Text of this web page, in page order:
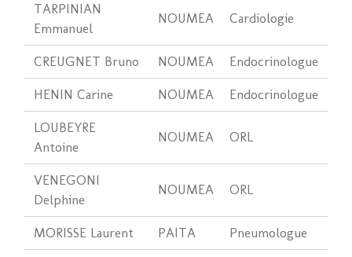
TARPINIAN
Emmanuel
NOUMEA Cardiologie
CREUGNET Bruno NOUMEA Endocrinologue
HENIN Carine NOUMEA Endocrinologue
LOUBEYRE
Antoine
NOUMEA ORL
VENEGONI
Delphine
NOUMEA ORL
MORISSE Laurent PAITA Pneumologue